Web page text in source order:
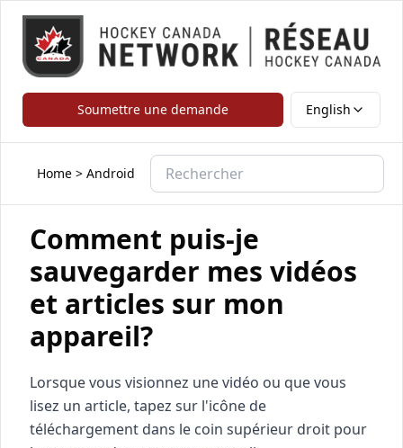
Soumettre une demande English
Home > Android
Comment puis-je
sauvegarder mes vidéos
et articles sur mon
appareil?
Lorsque vous visionnez une vidéo ou que vous
lisez un article, tapez sur l'icône de
téléchargement dans le coin supérieur droit pour